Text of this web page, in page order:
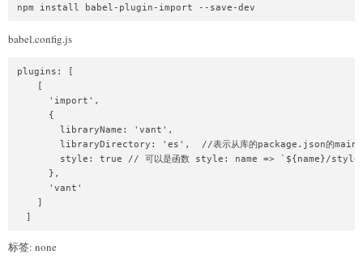
babel.config.js
plugins: [
    [
      'import',
      {
        libraryName: 'vant',
libraryDirectory: 'es',  //表示从库的package.json的main入
style: true // 可以是函数 style: name => `${name}/
      },
      'vant'
    ]
标签: none